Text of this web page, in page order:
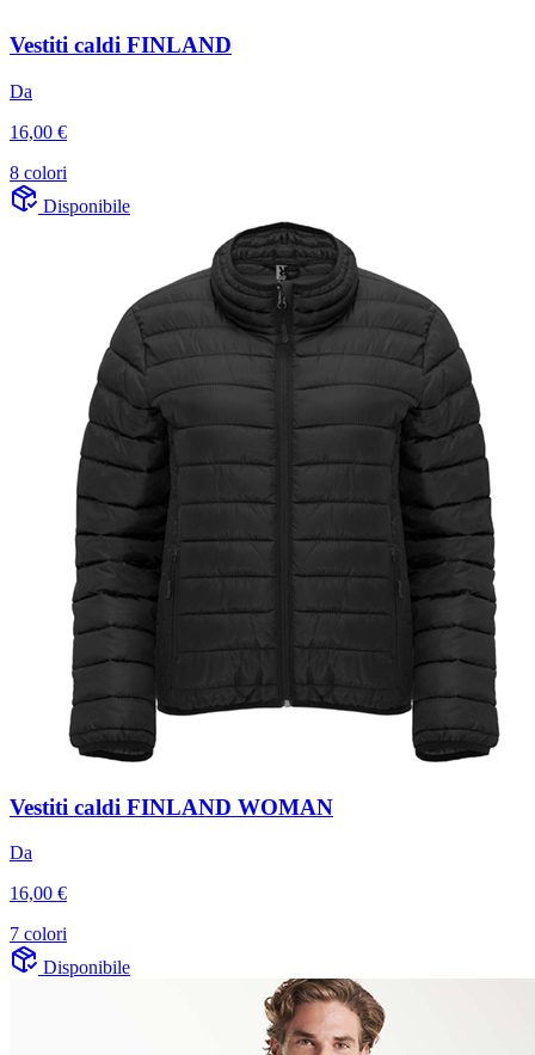
Vestiti caldi FINLAND
Da
16,00 €
8 colori
Disponibile
Vestiti caldi FINLAND WOMAN
Da
16,00 €
7 colori
Disponibile